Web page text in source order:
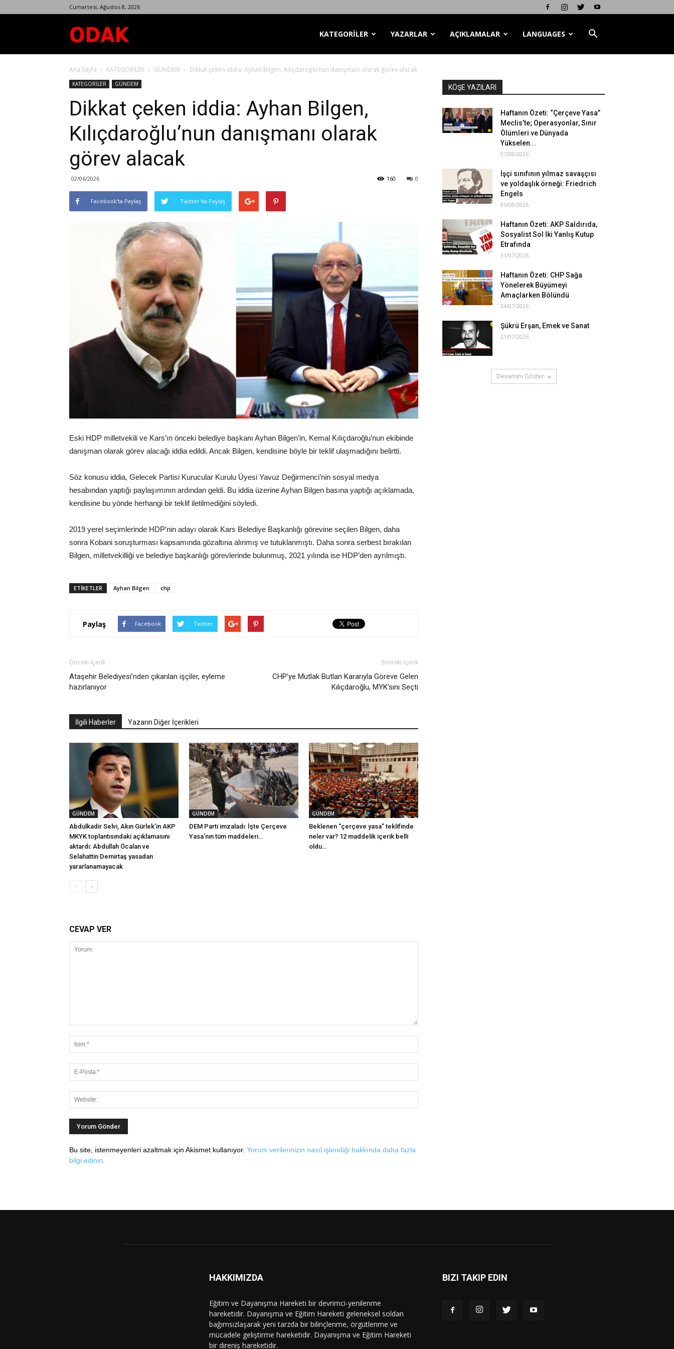
Cumartesi, Ağustos 8, 2026
Dergisi
KATEGORİLER YAZARLAR AÇIKLAMALAR LANGUAGES
Ana Sayfa KATEGORİLER GÜNDEM Dikkat çeken iddia: Ayhan Bilgen, Kılıçdaroğlu’nun danışmanı olarak görev alacak
KATEGORİLER GÜNDEM
Dikkat çeken iddia: Ayhan Bilgen,
Kılıçdaroğlu’nun danışmanı olarak
görev alacak
02/06/2026 0
160
Facebook'ta Paylaş Twitter'da Paylaş
Eski HDP milletvekili ve Kars’ın önceki belediye başkanı Ayhan Bilgen’in, Kemal Kılıçdaroğlu’nun ekibinde
danışman olarak görev alacağı iddia edildi. Ancak Bilgen, kendisine böyle bir teklif ulaşmadığını belirtti.
Söz konusu iddia, Gelecek Partisi Kurucular Kurulu Üyesi Yavuz Değirmenci’nin sosyal medya
hesabından yaptığı paylaşımının ardından geldi. Bu iddia üzerine Ayhan Bilgen basına yaptığı açıklamada,
kendisine bu yönde herhangi bir teklif iletilmediğini söyledi.
2019 yerel seçimlerinde HDP’nin adayı olarak Kars Belediye Başkanlığı görevine seçilen Bilgen, daha
sonra Kobani soruşturması kapsamında gözaltına alınmış ve tutuklanmıştı. Daha sonra serbest bırakılan
Bilgen, milletvekilliği ve belediye başkanlığı görevlerinde bulunmuş, 2021 yılında ise HDP’den ayrılmıştı.
ETIKETLER Ayhan Bilgen chp
Paylaş Facebook Twitter
Önceki İçerik
Ataşehir Belediyesi’nden çıkarılan işçiler, eyleme
hazırlanıyor
Sonraki İçerik
CHP’ye Mutlak Butlan Kararıyla Göreve Gelen
Kılıçdaroğlu, MYK’sını Seçti
İlgili Haberler Yazarın Diğer İçerikleri
GÜNDEM
Abdulkadir Selvi, Akın Gürlek’in AKP
MKYK toplantısındaki açıklamasını
aktardı: Abdullah Öcalan ve
Selahattin Demirtaş yasadan
yararlanamayacak
GÜNDEM
DEM Parti imzaladı: İşte Çerçeve
Yasa’nın tüm maddeleri…
GÜNDEM
Beklenen “çerçeve yasa” teklifinde
neler var? 12 maddelik içerik belli
oldu…
CEVAP VER
Bu site, istenmeyenleri azaltmak için Akismet kullanıyor. Yorum verilerinizin nasıl işlendiği hakkında daha fazla
bilgi edinin
KÖŞE YAZILARI
Haftanın Özeti: “Çerçeve Yasa”
Meclis’te; Operasyonlar, Sınır
Ölümleri ve Dünyada
Yükselen...
07/08/2026
İşçi sınıfının yılmaz savaşçısı
ve yoldaşlık örneği: Friedrich
Engels
05/08/2026
Haftanın Özeti: AKP Saldırıda,
Sosyalist Sol İki Yanlış Kutup
Etrafında
31/07/2026
Haftanın Özeti: CHP Sağa
Yönelerek Büyümeyi
Amaçlarken Bölündü
24/07/2026
Şükrü Erşan, Emek ve Sanat
21/07/2026
Devamını Göster
HAKKIMIZDA
Eğitim ve Dayanışma Hareketi bir devrimci-yenilenme
hareketidir. Dayanışma ve Eğitim Hareketi geleneksel soldan
bağımsızlaşarak yeni tarzda bir bilinçlenme, örgütlenme ve
mücadele geliştirme hareketidir. Dayanışma ve Eğitim Hareketi
bir direniş hareketidir.
BIZI TAKIP EDIN